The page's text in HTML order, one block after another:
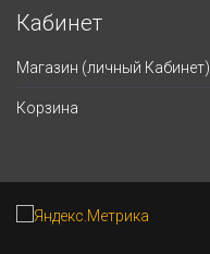
Кабинет
Магазин (личный Кабинет)
Корзина